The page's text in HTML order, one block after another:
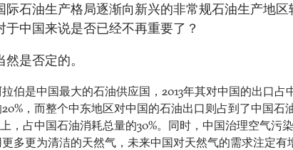
际石油生产格局逐渐向新兴的非常规石油生产地
于中国来说是否已经不再重要了？
然是否定的。
伯是中国最大的石油供应国，2013年其对中国的出口占
，而整个中东地区对中国的石油出口则占到了中国石
，占中国石油消耗总量的30%。同时，中国治理空气污
多更为清洁的天然气，未来中国对天然气的需求注定有